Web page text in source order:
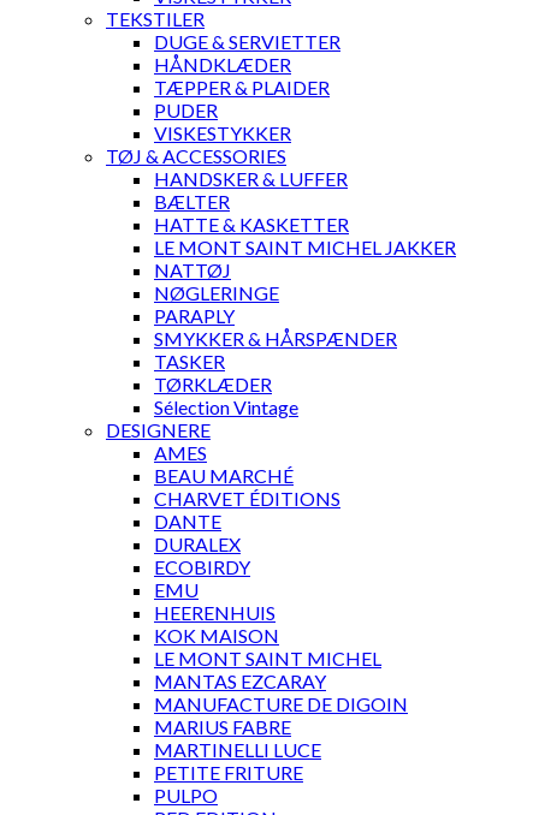
TEKSTILER
DUGE & SERVIETTER
HÅNDKLÆDER
TÆPPER & PLAIDER
PUDER
VISKESTYKKER
TØJ & ACCESSORIES
HANDSKER & LUFFER
BÆLTER
HATTE & KASKETTER
LE MONT SAINT MICHEL JAKKER
NATTØJ
NØGLERINGE
PARAPLY
SMYKKER & HÅRSPÆNDER
TASKER
TØRKLÆDER
Sélection Vintage
DESIGNERE
AMES
BEAU MARCHÉ
CHARVET ÉDITIONS
DANTE
DURALEX
ECOBIRDY
EMU
HEERENHUIS
KOK MAISON
LE MONT SAINT MICHEL
MANTAS EZCARAY
MANUFACTURE DE DIGOIN
MARIUS FABRE
MARTINELLI LUCE
PETITE FRITURE
PULPO